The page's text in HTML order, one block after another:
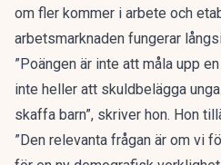
om fler kommer i arbete och
arbetsmarknaden fungerar
”Poängen är inte att måla upp
inte heller att skuldbelägga
skaffa barn”, skriver hon. Hon
”Den relevanta frågan är om vi